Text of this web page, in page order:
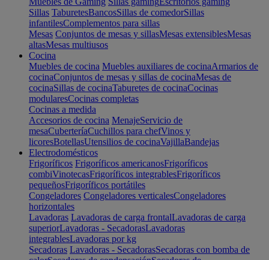
Sillas TaburetesBancosSillas de comedorSillas
infantilesComplementos para sillas
Mesas Conjuntos de mesas y sillasMesas extensiblesMesas
altasMesas multiusos
Cocina
Muebles de cocina Muebles auxiliares de cocinaArmarios de
cocinaConjuntos de mesas y sillas de cocinaMesas de
cocinaSillas de cocinaTaburetes de cocinaCocinas
modularesCocinas completas
Cocinas a medida
Accesorios de cocina MenajeServicio de
mesaCuberteríaCuchillos para chefVinos y
licoresBotellasUtensilios de cocinaVajillaBandejas
Electrodomésticos
Frigoríficos Frigoríficos americanosFrigoríficos
combiVinotecasFrigoríficos integrablesFrigoríficos
pequeñosFrigoríficos portátiles
Congeladores Congeladores verticalesCongeladores
horizontales
Lavadoras Lavadoras de carga frontalLavadoras de carga
superiorLavadoras - SecadorasLavadoras
integrablesLavadoras por kg
Secadoras Lavadoras - SecadorasSecadoras con bomba de